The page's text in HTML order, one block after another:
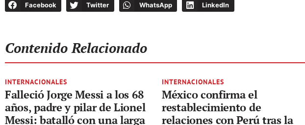
Facebook Twitter WhatsApp LinkedIn
Contenido Relacionado
INTERNACIONALES
Falleció Jorge Messi a los 68
años, padre y pilar de Lionel
Messi: batalló con una larga
INTERNACIONALES
México confirma el
restablecimiento de
relaciones con Perú tras la